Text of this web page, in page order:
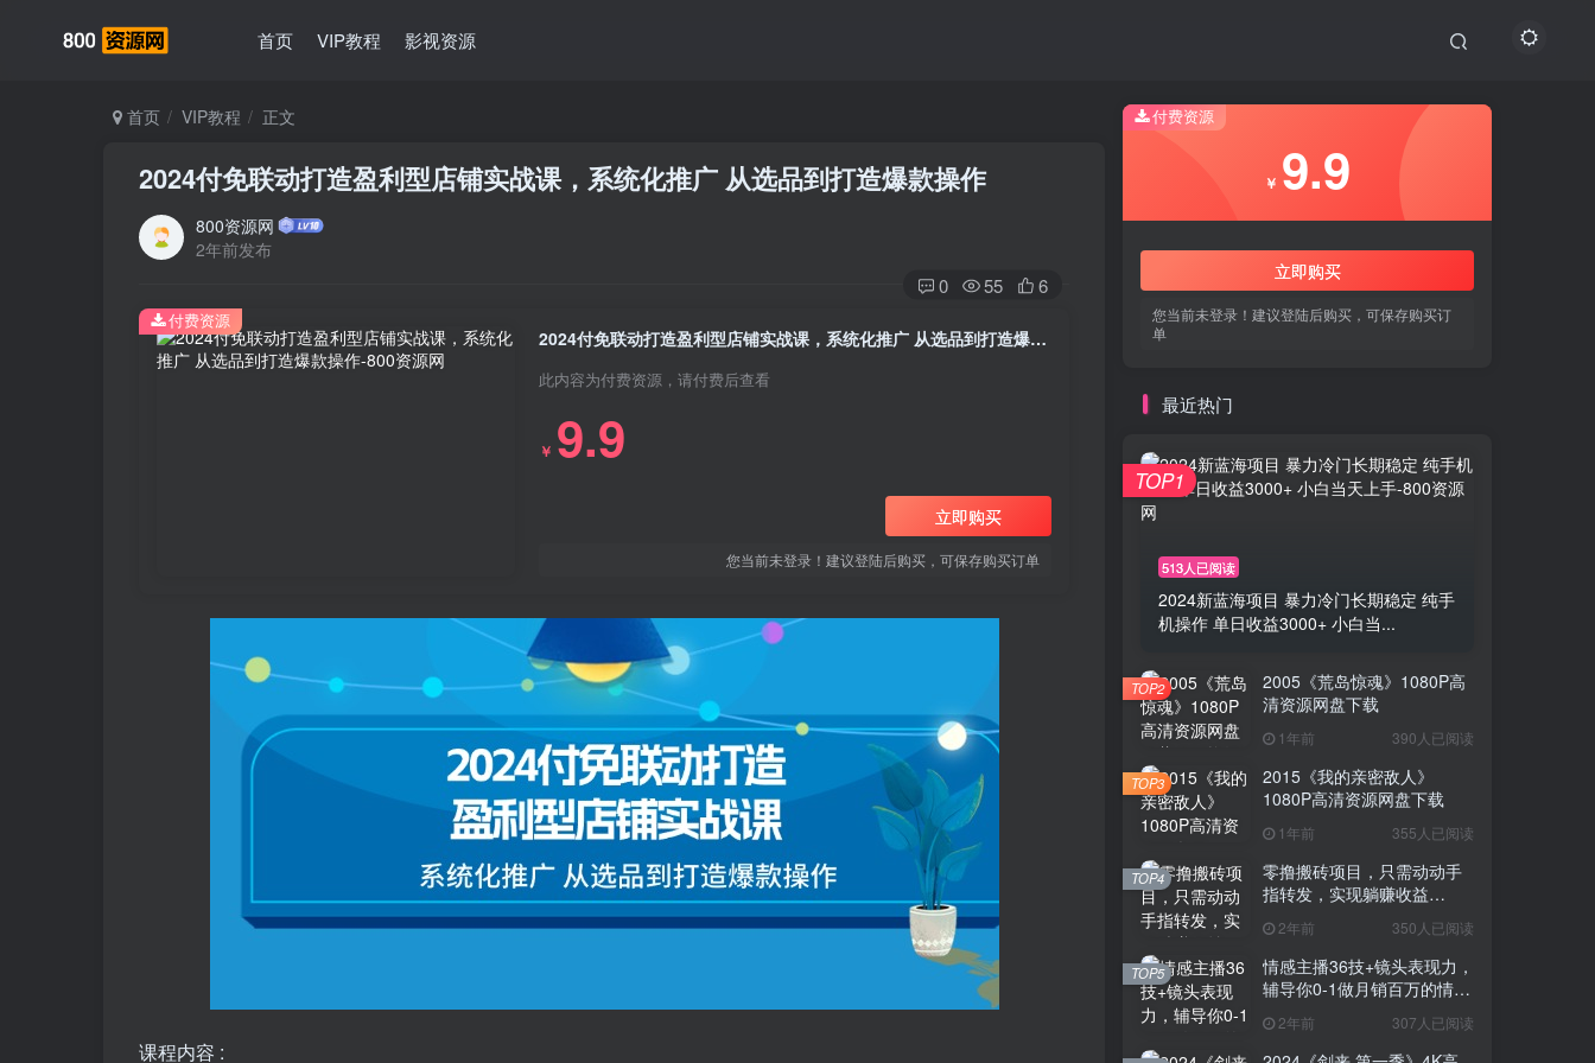
首页 VIP教程 影视资源
首页 VIP教程 正文
2024付免联动打造盈利型店铺实战课，系统化推广 从选品到打造爆款操作
800资源网
2年前发布
0 55 6
2024付免联动打造盈利型店铺实战课，系统化推广 从选品到打造爆款操作
此内容为付费资源，请付费后查看
￥ 9.9
立即购买
您当前未登录！建议登陆后购买，可保存购买订单
付费资源
课程内容 :
付费资源
￥ 9.9
立即购买
您当前未登录！建议登陆后购买，可保存购买订
单
最近热门
513人已阅读
2024新蓝海项目 暴力冷门长期稳定 纯手
机操作 单日收益3000+ 小白当...
TOP1
2005《荒岛惊魂》1080P高
清资源网盘下载
1年前 390人已阅读
TOP2
2015《我的亲密敌人》
1080P高清资源网盘下载
1年前 355人已阅读
TOP3
零撸搬砖项目，只需动动手
指转发，实现躺赚收益
2年前 350人已阅读
TOP4
情感主播36技+镜头表现力，
辅导你0-1做月销百万的情感
2年前 307人已阅读
TOP5